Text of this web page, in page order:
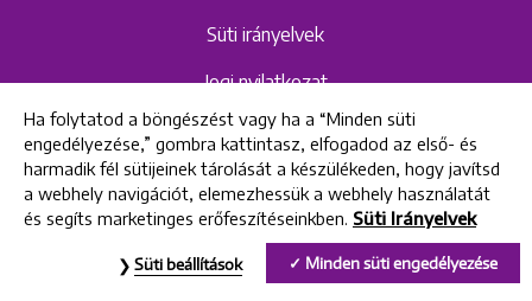
Süti irányelvek
Jogi nyilatkozat
Hangrögzítéshez kapcsolódó adatvédelmi
szabályzat és tájékoztató
Uniklinik Fogászati és Implantációs Központ
Ha folytatod a böngészést vagy ha a “Minden süti
engedélyezése,” gombra kattintasz, elfogadod az első- és
harmadik fél sütijeinek tárolását a készülékeden, hogy javítsd
a webhely navigációt, elemezhessük a webhely használatát
és segíts marketinges erőfeszítéseinkben. Süti Irányelvek
Minden süti engedélyezése
Süti beállítások